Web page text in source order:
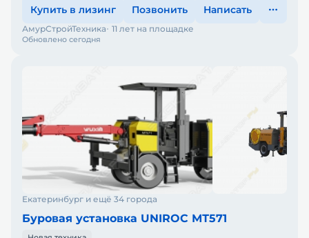
Купить в лизинг Позвонить Написать
Обновлено сегодня
АмурСтройТехника 11 лет на площадке
Екатеринбург и ещё 34 города
Буровая установка UNIROC МТ571